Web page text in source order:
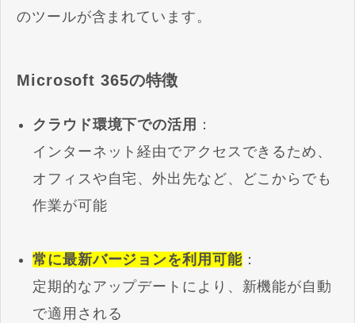
のツールが含まれています。
Microsoft 365の特徴
クラウド環境下での活用 ：
インターネット経由でアクセスできるため、
オフィスや自宅、外出先など、どこからでも
作業が可能
常に最新バージョンを利用可能：
定期的なアップデートにより、新機能が自動
で適用される